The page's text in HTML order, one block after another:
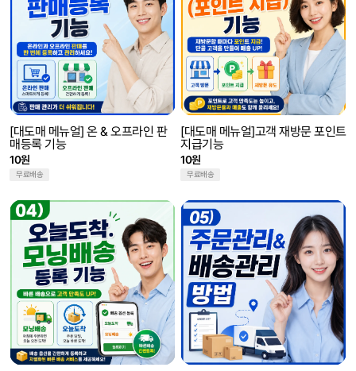
[대도매 메뉴얼] 온 & 오프라인 판
매등록 기능
10원
무료배송
[대도매 메뉴얼]고객 재방문 포인트
지급기능
10원
무료배송